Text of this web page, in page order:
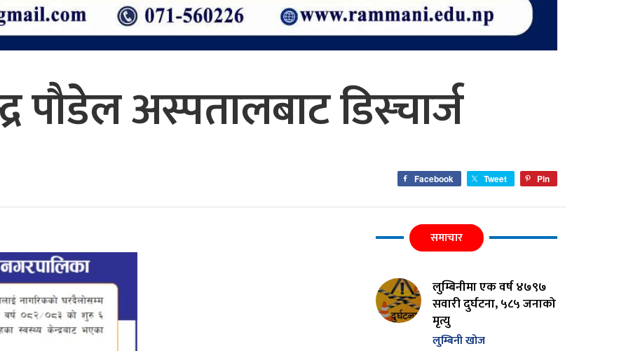
पौडेल अस्पतालबाट डिस्चार्ज
Facebook Tweet Pin
समाचार
लुम्बिनीमा एक वर्ष ४७९७
सवारी दुर्घटना, ५८५ जनाको
मृत्यु
लुम्बिनी खोज